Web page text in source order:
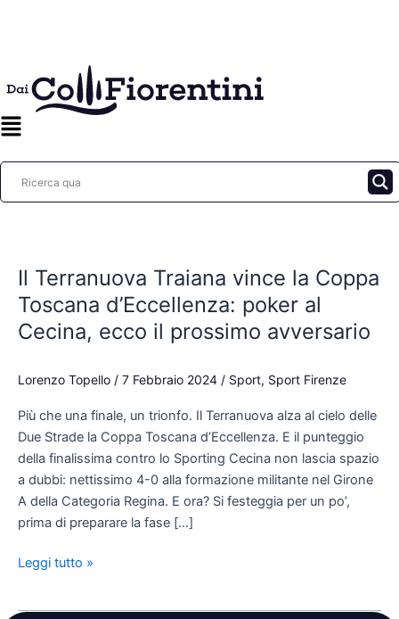
Il Terranuova Traiana vince la Coppa
Toscana d’Eccellenza: poker al
Cecina, ecco il prossimo avversario
Lorenzo Topello / 7 Febbraio 2024 / Sport, Sport Firenze
Più che una finale, un trionfo. Il Terranuova alza al cielo delle
Due Strade la Coppa Toscana d’Eccellenza. E il punteggio
della finalissima contro lo Sporting Cecina non lascia spazio
a dubbi: nettissimo 4-0 alla formazione militante nel Girone
A della Categoria Regina. E ora? Si festeggia per un po’,
prima di preparare la fase […]
Traiana
vince
la
Coppa
d’Eccellenza:
Cecina,
ecco
il
prossimo
avversario
Leggi tutto »